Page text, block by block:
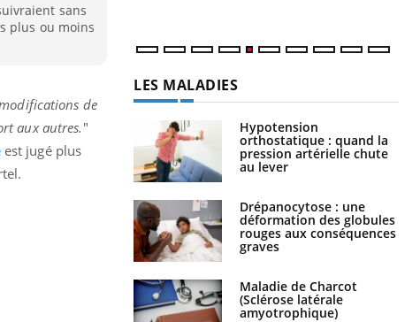
sans
plus ou moins
de
aux autres. "
est jugé plus
LES MALADIES
Hypotension
orthostatique : quand la
pression artérielle chute
au lever
Drépanocytose : une
déformation des globules
rouges aux conséquences
graves
Maladie de Charcot
(Sclérose latérale
amyotrophique)